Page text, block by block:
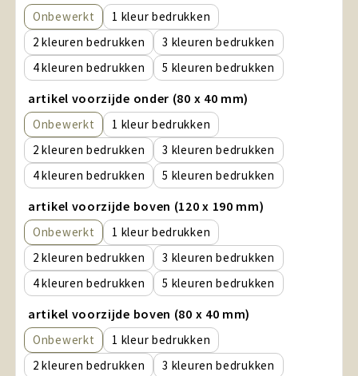
Onbewerkt
1
2
3
4
5
artikel voorzijde onder (80 x 40 mm)
Onbewerkt
1
2
3
4
5
artikel voorzijde boven (120 x 190 mm)
Onbewerkt
1
2
3
4
5
artikel voorzijde boven (80 x 40 mm)
Onbewerkt
1
2
3